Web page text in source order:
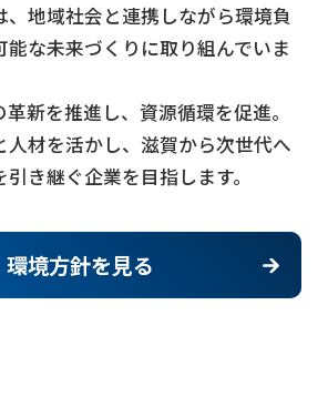
、地域社会と連携しながら環境負
な未来づくりに取り組んでいま
新を推進し、資源循環を促進。
材を活かし、 滋賀から次世代へ
き継ぐ企業を目指します。
環境方針を見る